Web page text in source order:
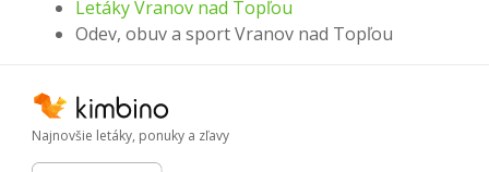
Letáky Vranov nad Topľou
Odev, obuv a sport Vranov nad Topľou
Najnovšie letáky, ponuky a zľavy